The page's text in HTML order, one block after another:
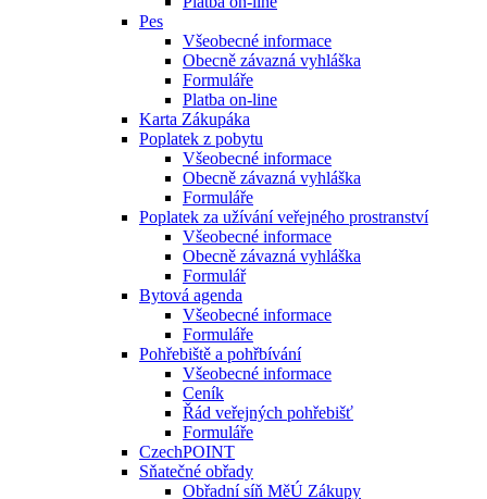
Pes
Všeobecné informace
Obecně závazná vyhláška
Formuláře
Platba on-line
Karta Zákupáka
Poplatek z pobytu
Všeobecné informace
Obecně závazná vyhláška
Formuláře
Poplatek za užívání veřejného prostranství
Všeobecné informace
Obecně závazná vyhláška
Formulář
Bytová agenda
Všeobecné informace
Formuláře
Pohřebiště a pohřbívání
Všeobecné informace
Ceník
Řád veřejných pohřebišť
Formuláře
CzechPOINT
Sňatečné obřady
Obřadní síň MěÚ Zákupy